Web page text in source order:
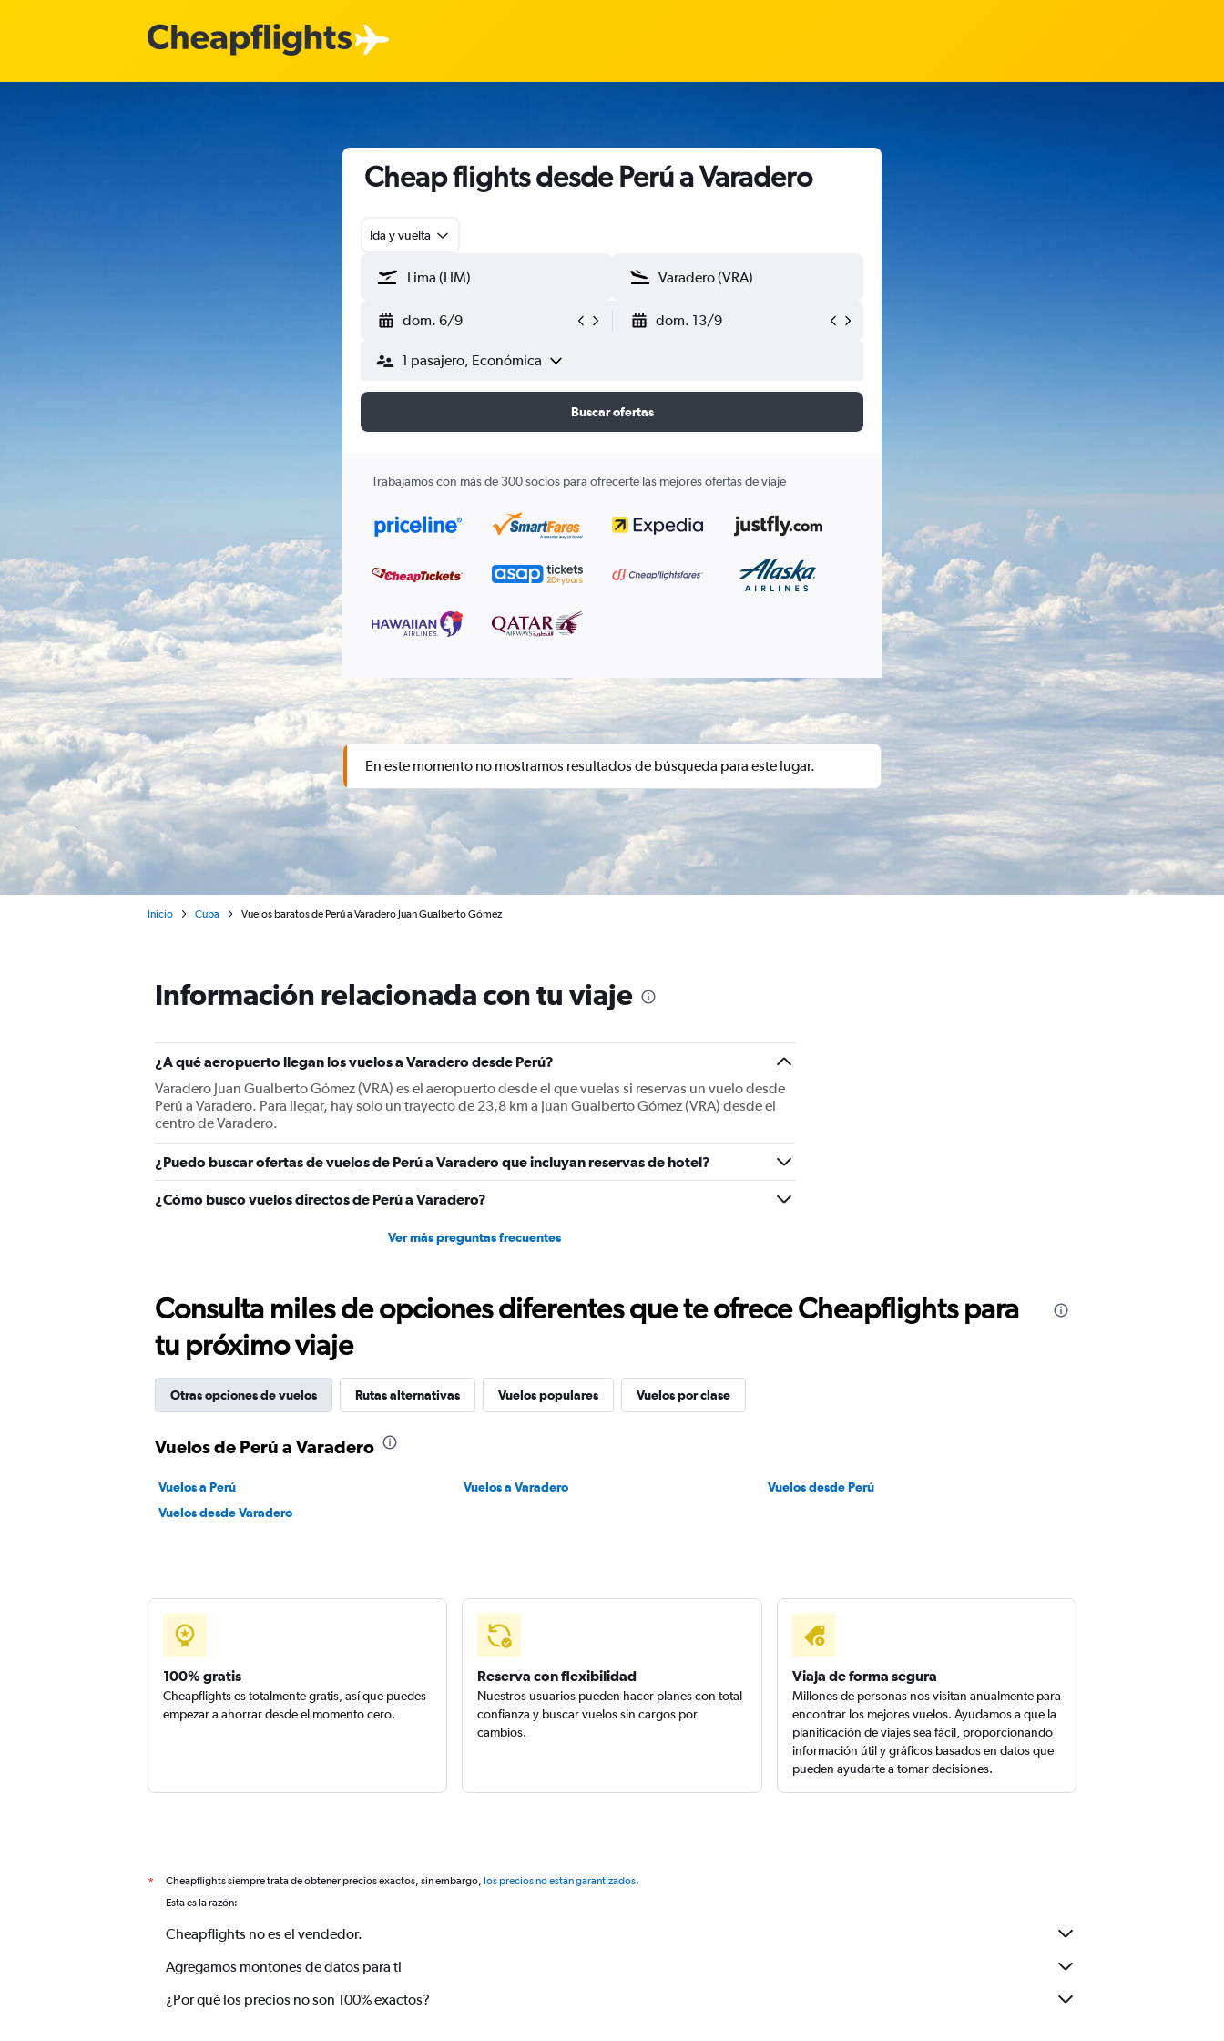
Cheap flights desde Perú a Varadero
Ida y vuelta
dom. 6/9 dom. 13/9
1 pasajero, Económica
Buscar ofertas
Trabajamos con más de 300 socios para ofrecerte las mejores ofertas de viaje
En este momento no mostramos resultados de búsqueda para este lugar.
Inicio Cuba Vuelos baratos de Perú a Varadero Juan Gualberto Gómez
Información relacionada con tu viaje
¿A qué aeropuerto llegan los vuelos a Varadero desde Perú?
Varadero Juan Gualberto Gómez (VRA) es el aeropuerto desde el que vuelas si reservas un vuelo desde
Perú a Varadero. Para llegar, hay solo un trayecto de 23,8 km a Juan Gualberto Gómez (VRA) desde el
centro de Varadero.
¿Puedo buscar ofertas de vuelos de Perú a Varadero que incluyan reservas de hotel?
¿Cómo busco vuelos directos de Perú a Varadero?
Ver más preguntas frecuentes
Consulta miles de opciones diferentes que te ofrece Cheapflights para
tu próximo viaje
Otras opciones de vuelos Rutas alternativas Vuelos populares Vuelos por clase
Vuelos de Perú a Varadero
Vuelos a Perú Vuelos a Varadero
Vuelos desde Perú
Vuelos desde Varadero
100% gratis
Cheapflights es totalmente gratis, así que puedes
empezar a ahorrar desde el momento cero.
Reserva con flexibilidad
Nuestros usuarios pueden hacer planes con total
confianza y buscar vuelos sin cargos por
cambios.
Viaja de forma segura
Millones de personas nos visitan anualmente para
encontrar los mejores vuelos. Ayudamos a que la
planificación de viajes sea fácil, proporcionando
información útil y gráficos basados en datos que
pueden ayudarte a tomar decisiones.
* Cheapflights siempre trata de obtener precios exactos, sin embargo, los precios no están garantizados.
Esta es la razón:
Cheapflights no es el vendedor.
Agregamos montones de datos para ti
¿Por qué los precios no son 100% exactos?